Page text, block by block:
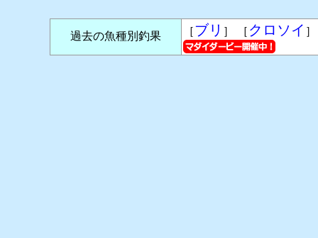
過去の魚種別釣果 ［ブリ ］ ［ クロソイ